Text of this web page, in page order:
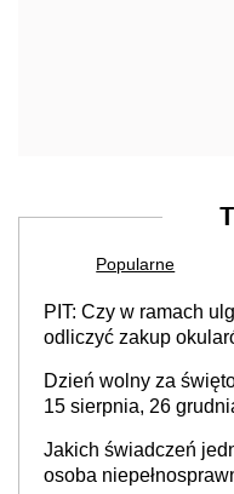
Popularne
PIT: Czy w ramach
odliczyć zakup
Dzień wolny za
15 sierpnia, 26
i administracja
Jakich świadczeń
osoba